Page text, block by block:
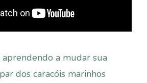
aprendendo a mudar sua
dos caracóis marinhos